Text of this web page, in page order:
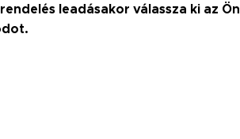
leadásakor válassza ki az Ön